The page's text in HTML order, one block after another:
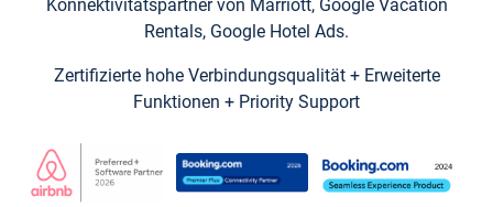
Konnektivitätspartner von Marriott, Google Vacation
Rentals, Google Hotel Ads.
Zertifizierte hohe Verbindungsqualität + Erweiterte
Funktionen + Priority Support